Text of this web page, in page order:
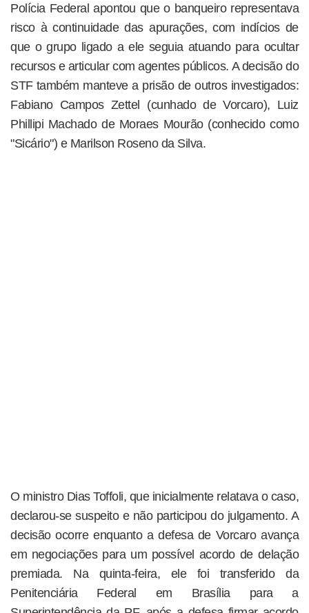
Polícia Federal apontou que o banqueiro representava
risco à continuidade das apurações, com indícios de
que o grupo ligado a ele seguia atuando para ocultar
recursos e articular com agentes públicos. A decisão do
STF também manteve a prisão de outros investigados:
Fabiano Campos Zettel (cunhado de Vorcaro), Luiz
Phillipi Machado de Moraes Mourão (conhecido como
"Sicário") e Marilson Roseno da Silva.
O ministro Dias Toffoli, que inicialmente relatava o caso,
declarou-se suspeito e não participou do julgamento. A
decisão ocorre enquanto a defesa de Vorcaro avança
em negociações para um possível acordo de delação
premiada. Na quinta-feira, ele foi transferido da
Penitenciária Federal em Brasília para a